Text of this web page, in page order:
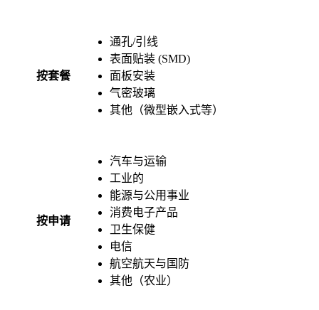
按套餐
通孔/引线
表面贴装 (SMD)
面板安装
气密玻璃
其他（微型嵌入式等）
按申请
汽车与运输
工业的
能源与公用事业
消费电子产品
卫生保健
电信
航空航天与国防
其他（农业）